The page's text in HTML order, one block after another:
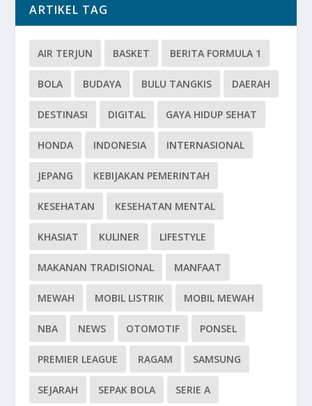
ARTIKEL TAG
AIR TERJUN BASKET BERITA FORMULA 1
BOLA BUDAYA BULU TANGKIS DAERAH
DESTINASI DIGITAL GAYA HIDUP SEHAT
HONDA INDONESIA INTERNASIONAL
JEPANG KEBIJAKAN PEMERINTAH
KESEHATAN KESEHATAN MENTAL
KHASIAT KULINER LIFESTYLE
MAKANAN TRADISIONAL MANFAAT
MEWAH MOBIL LISTRIK MOBIL MEWAH
NBA NEWS OTOMOTIF PONSEL
PREMIER LEAGUE RAGAM SAMSUNG
SEJARAH SEPAK BOLA SERIE A